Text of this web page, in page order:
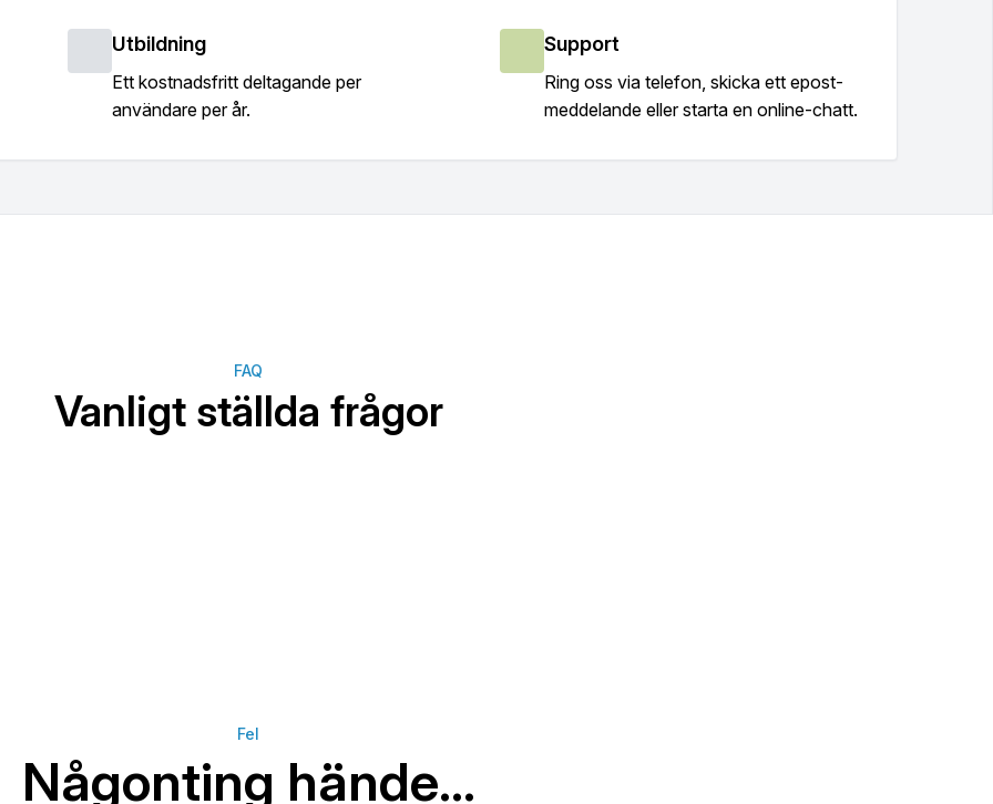
scenarion.
/ skillnad mellan plan o. utfall).
Utbildning
Ett kostnadsfritt deltagande per
användare per år.
Support
Ring oss via telefon, skicka ett epost-
meddelande eller starta en online-chatt.
FAQ
Vanligt ställda frågor
Fel
Någonting hände…